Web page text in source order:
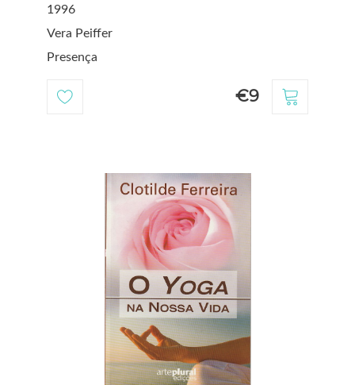
1996
Vera Peiffer
Presença
€9